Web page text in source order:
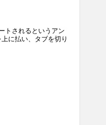
トされるというアン
に払い、タブを切り